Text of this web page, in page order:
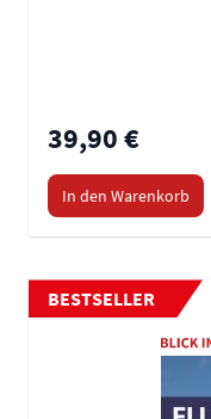
39,90 €
In den Warenkorb
BESTSELLER